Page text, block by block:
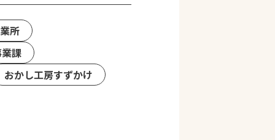
所
課
おかし工房すずかけ